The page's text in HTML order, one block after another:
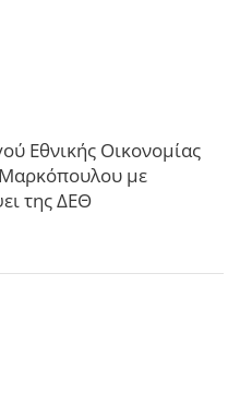
Εθνικής Οικονομίας
με
της ΔΕΘ